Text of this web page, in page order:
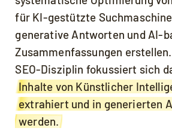
KI SEO: Warum wird GEO
Generative Engine Optimization
gestellte Fragen
KI SEO: Ihre GEO-Strategie für
Sichtbarkeit
GEO: Lassen Sie uns
in der Generative Engine
Quellen, weiterführende Links
für KI-gestützte
generative Antworten und AI-
Zusammenfassungen
SEO-Disziplin fokussiert sich
Inhalte von Künstlicher
extrahiert und in generierten
werden.